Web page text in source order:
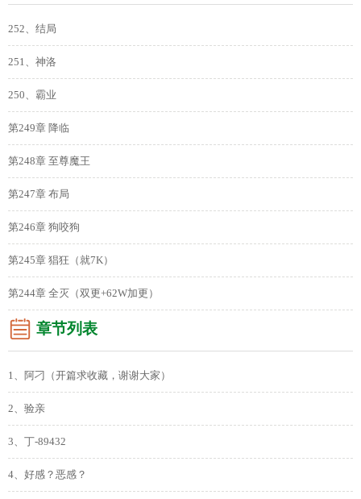
252、结局
251、神洛
250、霸业
第249章 降临
第248章 至尊魔王
第247章 布局
第246章 狗咬狗
第245章 猖狂（就7K）
第244章 全灭（双更+62W加更）
章节列表
1、阿刁（开篇求收藏，谢谢大家）
2、验亲
3、丁-89432
4、好感？恶感？